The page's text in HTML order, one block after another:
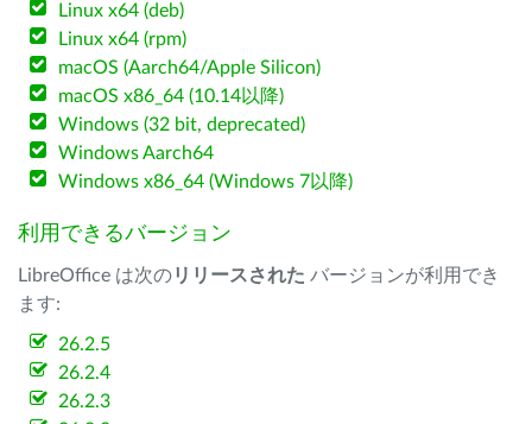
Linux x64 (deb)
Linux x64 (rpm)
macOS (Aarch64/Apple Silicon)
macOS x86_64 (10.14以降)
Windows (32 bit, deprecated)
Windows Aarch64
Windows x86_64 (Windows 7以降)
利用できるバージョン
LibreOffice は次のリリースされた バージョンが利用でき
ます:
26.2.5
26.2.4
26.2.3